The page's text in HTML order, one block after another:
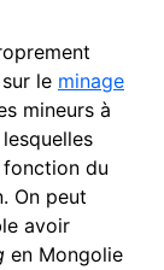
le minage
mineurs à
du
On peut
avoir
en Mongolie